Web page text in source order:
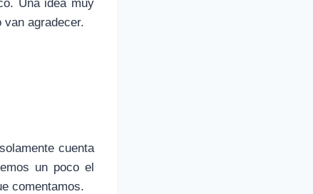
Una idea muy
van agradecer.
cuenta
un poco el
comentamos.